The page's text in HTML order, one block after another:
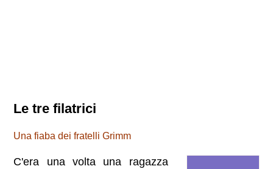
Le tre filatrici
Una fiaba dei fratelli Grimm
C'era una volta una ragazza